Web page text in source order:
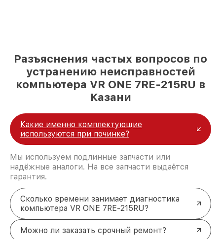
Разъяснения частых вопросов по
устранению неисправностей
компьютера VR ONE 7RE-215RU в
Казани
Какие именно комплектующие
используются при починке?
Мы используем подлинные запчасти или
надёжные аналоги. На все запчасти выдаётся
гарантия.
Сколько времени занимает диагностика
компьютера VR ONE 7RE-215RU?
Можно ли заказать срочный ремонт?